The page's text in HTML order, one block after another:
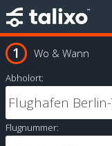
Wo & Wann
Abholort:
Flugnummer: